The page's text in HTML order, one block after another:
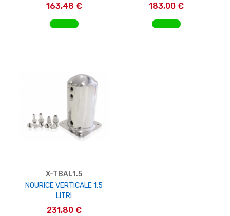
163,48 €
AGGIUNGI AL CARRELLO
183,00 €
AGGIUNGI AL CARRELLO
X-TBAL1.5
NOURICE VERTICALE 1,5
LITRI
231,80 €